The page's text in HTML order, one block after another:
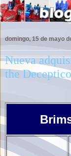
domingo, 15 de mayo
Nueva
the